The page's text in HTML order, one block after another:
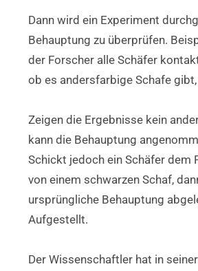
Dann wird ein Experiment
Behauptung zu überprüfen.
der Forscher alle Schäfer
ob es andersfarbige Schafe
Zeigen die Ergebnisse kein
kann die Behauptung
Schickt jedoch ein Schäfer dem
von einem schwarzen Schaf,
ursprüngliche Behauptung
Aufgestellt.
Der Wissenschaftler hat in